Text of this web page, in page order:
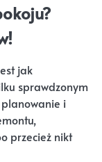
jak
sprawdzonym
i
przecież nikt